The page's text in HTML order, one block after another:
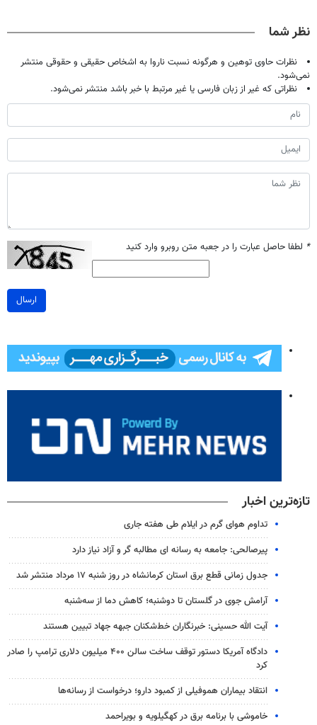
نظر شما
نظرات حاوی توهین و هرگونه نسبت ناروا به اشخاص حقیقی و حقوقی منتشر
نمی‌شود.
نظراتی که غیر از زبان فارسی یا غیر مرتبط با خبر باشد منتشر نمی‌شود.
* لطفا حاصل عبارت را در جعبه متن روبرو وارد کنید
ارسال
تازه‌ترین اخبار
تداوم هوای گرم در ایلام طی هفته جاری
پیرصالحی: جامعه به رسانه ای مطالبه گر و آزاد نیاز دارد
جدول زمانی قطع برق استان کرمانشاه در روز شنبه ۱۷ مرداد منتشر شد
آرامش جوی در گلستان تا دوشنبه؛ کاهش دما از سه‌شنبه
آیت الله حسینی: خبرنگاران خط‌شکنان جبهه جهاد تبیین هستند
دادگاه آمریکا دستور توقف ساخت سالن ۴۰۰ میلیون دلاری ترامپ را صادر
کرد
انتقاد بیماران هموفیلی از کمبود دارو؛ درخواست از رسانه‌ها
خاموشی با برنامه برق در کهگیلویه و بویراحمد